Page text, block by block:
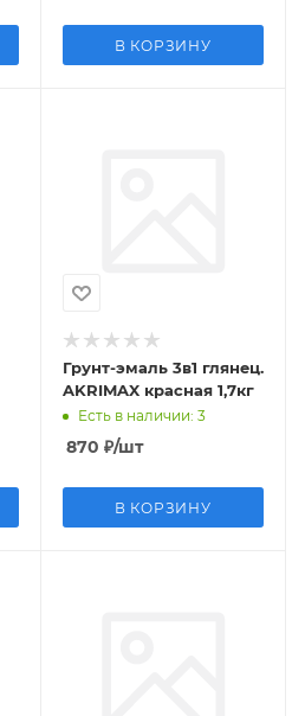
В КОРЗИНУ
Грунт-эмаль 3в1 глянец.
AKRIMAX красная 1,7кг
Есть в наличии: 3
870 ₽/шт
В КОРЗИНУ